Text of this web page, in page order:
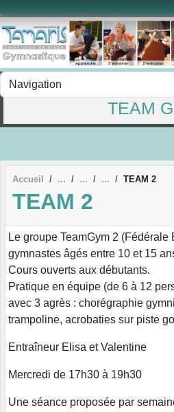
TEAM
Accueil TEAM 2
TEAM 2
Le groupe TeamGym 2 (Fédérale
gymnastes âgés entre 10 et 15
Cours ouverts aux débutants.
Pratique en équipe (de 6 à 12
avec 3 agrès : chorégraphie
trampoline, acrobaties sur piste
Entraîneur Elisa et Valentine
Mercredi de 17h30 à 19h30
Une séance proposée par